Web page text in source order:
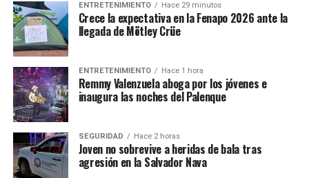
ENTRETENIMIENTO Hace 29 minutos
Crece la expectativa en la Fenapo 2026 ante la
llegada de Mötley Crüe
ENTRETENIMIENTO Hace 1 hora
Remmy Valenzuela aboga por los jóvenes e
inaugura las noches del Palenque
SEGURIDAD Hace 2 horas
Joven no sobrevive a heridas de bala tras
agresión en la Salvador Nava